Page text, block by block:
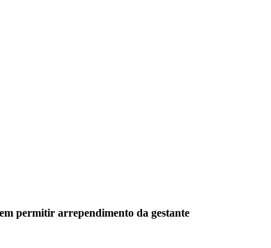
permitir arrependimento da gestante